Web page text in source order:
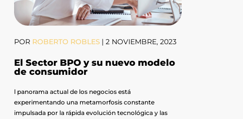
PORROBERTO ROBLES | 2 NOVIEMBRE, 2023
El Sector BPO y su nuevo modelo
de consumidor
l panorama actual de los negocios está
experimentando una metamorfosis constante
impulsada por la rápida evolución tecnológica y las